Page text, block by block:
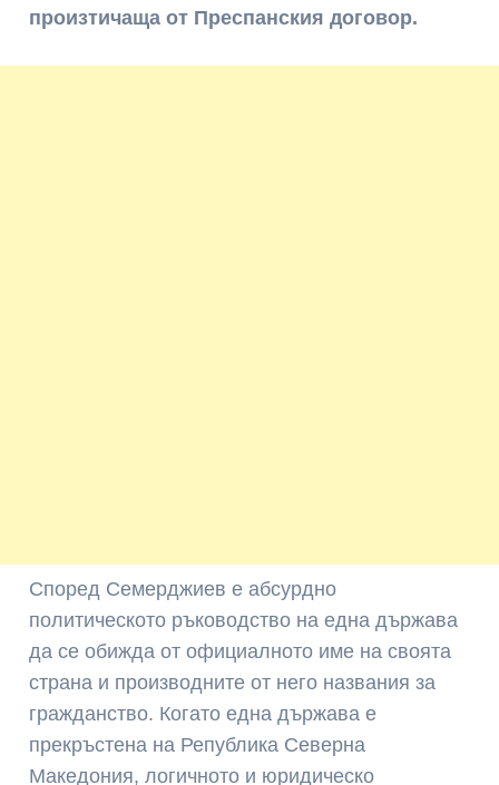
произтичаща от Преспанския договор.
Според Семерджиев е абсурдно
политическото ръководство на една държава
да се обижда от официалното име на своята
страна и производните от него названия за
гражданство. Когато една държава е
прекръстена на Република Северна
Македония, логичното и юридическо